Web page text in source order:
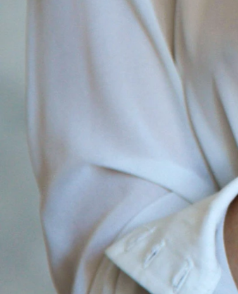
擁抱心理諮商所
立案號碼北市衛心字第XY01110033號
擁抱心理博愛館心理諮商所
立案號碼 北市衛心字第XY01180160號